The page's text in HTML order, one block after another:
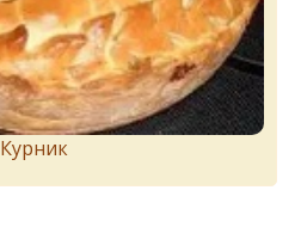
Курник